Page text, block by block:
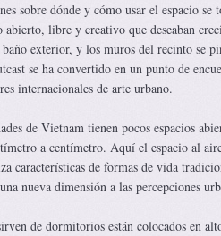
sobre dónde y cómo usar el espacio se
abierto, libre y creativo que deseaban
exterior, y los muros del recinto se
se ha convertido en un punto de
internacionales de arte urbano.
de Vietnam tienen pocos espacios
a centímetro. Aquí el espacio al
características de formas de vida
nueva dimensión a las percepciones
de dormitorios están colocados en